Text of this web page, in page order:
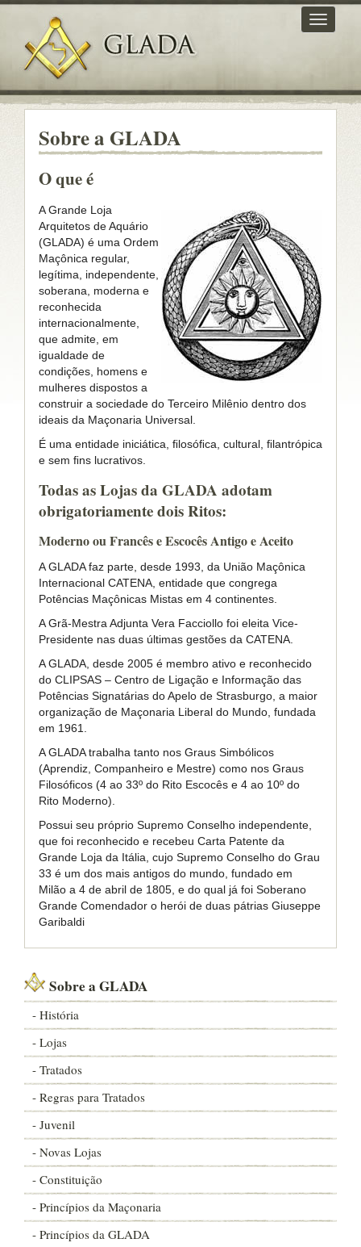
Sobre a GLADA
O que é
A Grande Loja
Arquitetos de Aquário
(GLADA) é uma Ordem
Maçônica regular,
legítima, independente,
soberana, moderna e
reconhecida
internacionalmente,
que admite, em
igualdade de
condições, homens e
mulheres dispostos a
construir a sociedade do Terceiro Milênio dentro dos
ideais da Maçonaria Universal.
É uma entidade iniciática, ﬁlosóﬁca, cultural, ﬁlantrópica
e sem ﬁns lucrativos.
Todas as Lojas da GLADA adotam
obrigatoriamente dois Ritos:
Moderno ou Francês e Escocês Antigo e Aceito
A GLADA faz parte, desde 1993, da União Maçônica
Internacional CATENA, entidade que congrega
Potências Maçônicas Mistas em 4 continentes.
A Grã-Mestra Adjunta Vera Facciollo foi eleita Vice-
Presidente nas duas últimas gestões da CATENA.
A GLADA, desde 2005 é membro ativo e reconhecido
do CLIPSAS – Centro de Ligação e Informação das
Potências Signatárias do Apelo de Strasburgo, a maior
organização de Maçonaria Liberal do Mundo, fundada
em 1961.
A GLADA trabalha tanto nos Graus Simbólicos
(Aprendiz, Companheiro e Mestre) como nos Graus
Filosóficos (4 ao 33º do Rito Escocês e 4 ao 10º do
Rito Moderno).
Possui seu próprio Supremo Conselho independente,
que foi reconhecido e recebeu Carta Patente da
Grande Loja da Itália, cujo Supremo Conselho do Grau
33 é um dos mais antigos do mundo, fundado em
Milão a 4 de abril de 1805, e do qual já foi Soberano
Grande Comendador o herói de duas pátrias Giuseppe
Garibaldi
Sobre a GLADA
- História
- Lojas
- Tratados
- Regras para Tratados
- Juvenil
- Novas Lojas
- Constituição
- Princípios da Maçonaria
- Princípios da GLADA